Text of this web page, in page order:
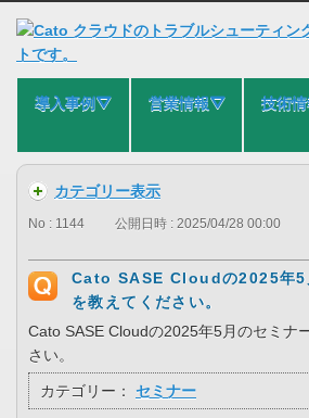
導入事例⛛ 営業情報⛛ 技術
カテゴリー表示
No : 1144 公開日時 : 2025/04/28 00:00
Cato SASE Cloudの2025年5
を教えてください。
Cato SASE Cloudの2025年5月のセミナ
さい。
カテゴリー： セミナー